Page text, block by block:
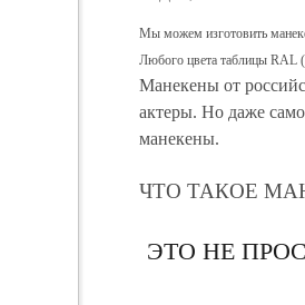
Мы можем изготовить
Любого цвета таблицы RAL
Манекены от
актеры. Но даже
манекены.
ЧТО ТАКОЕ
ЭТО НЕ